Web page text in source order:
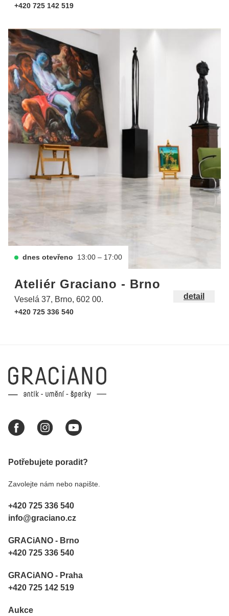
+420 725 142 519
dnes otevřeno 13:00 – 17:00
Ateliér Graciano - Brno
Veselá 37, Brno, 602 00.
+420 725 336 540
detail
Potřebujete poradit?
Zavolejte nám nebo napište.
+420 725 336 540
info@graciano.cz
GRACiANO - Brno
+420 725 336 540
GRACiANO - Praha
+420 725 142 519
Aukce